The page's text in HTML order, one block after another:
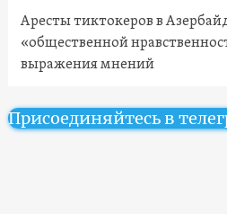
Аресты тиктокеров в
«общественной
выражения мнений
Присоединяйтесь в